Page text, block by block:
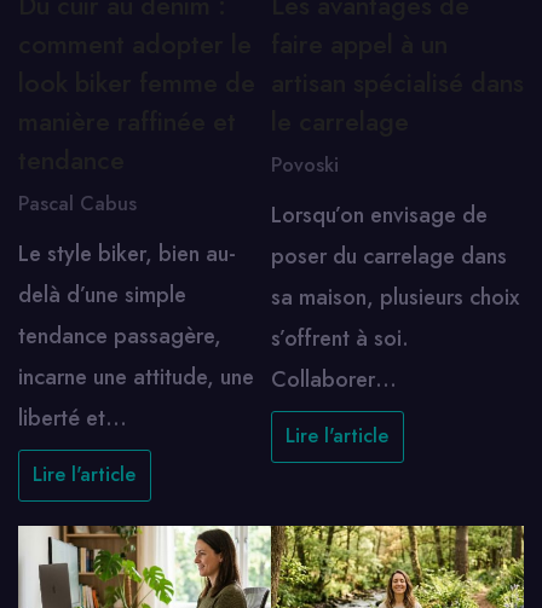
Pascal Cabus
Le style biker, bien au-
delà d’une simple
tendance passagère,
incarne une attitude, une
liberté et…
Lire l'article
Povoski
Lorsqu’on envisage de
poser du carrelage dans
sa maison, plusieurs choix
s’offrent à soi.
Collaborer…
Lire l'article